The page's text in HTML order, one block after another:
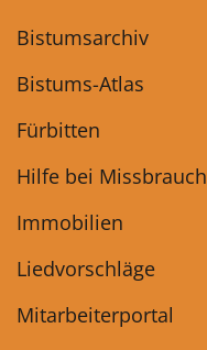
Bistumsarchiv
Bistums-Atlas
Fürbitten
Hilfe bei Missbrauch
Immobilien
Liedvorschläge
Mitarbeiterportal